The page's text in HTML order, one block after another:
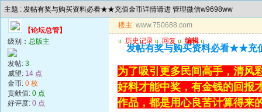
主题 : 发帖有奖与购买资料必看★★充值金币详情请进 管理微信w9698ww
【论坛总管】
级别： 总版主
发帖: 3
威望: 14 点
金币: 0 枚
贡献值: 0 点
好评度: 0 点
楼主 www.750688.com
u 历史记录 u 回复 u 编辑 u
发帖有奖与购买资料必看★★充
为了吸引更多民间高手，清风
好料才能中奖，有金钱的回报
作品，都是用心良苦计算得来